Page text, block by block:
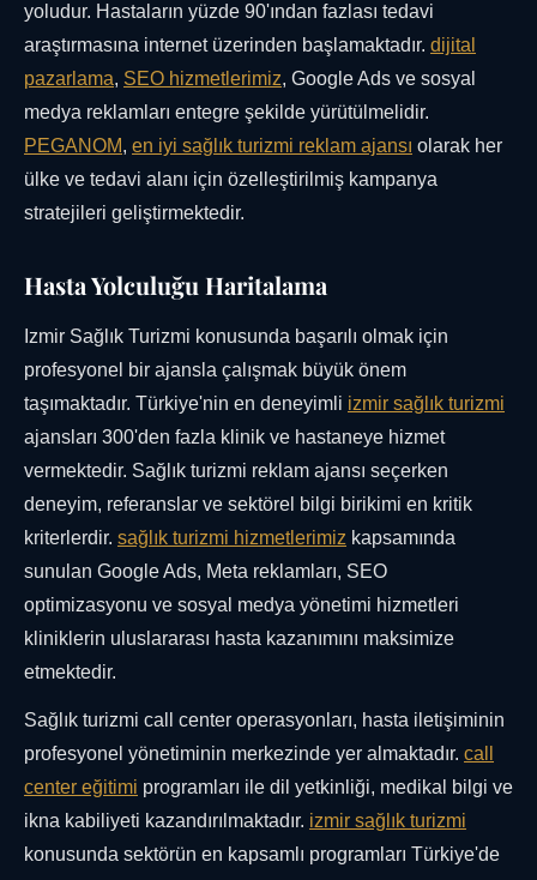
yoludur. Hastaların yüzde 90'ından fazlası tedavi
araştırmasına internet üzerinden başlamaktadır. dijital
pazarlama, SEO hizmetlerimiz, Google Ads ve sosyal
medya reklamları entegre şekilde yürütülmelidir.
PEGANOM, en iyi sağlık turizmi reklam ajansı olarak her
ülke ve tedavi alanı için özelleştirilmiş kampanya
stratejileri geliştirmektedir.
Hasta Yolculuğu Haritalama
Izmir Sağlık Turizmi konusunda başarılı olmak için
profesyonel bir ajansla çalışmak büyük önem
taşımaktadır. Türkiye'nin en deneyimli izmir sağlık turizmi
ajansları 300'den fazla klinik ve hastaneye hizmet
vermektedir. Sağlık turizmi reklam ajansı seçerken
deneyim, referanslar ve sektörel bilgi birikimi en kritik
kriterlerdir. sağlık turizmi hizmetlerimiz kapsamında
sunulan Google Ads, Meta reklamları, SEO
optimizasyonu ve sosyal medya yönetimi hizmetleri
kliniklerin uluslararası hasta kazanımını maksimize
etmektedir.
Sağlık turizmi call center operasyonları, hasta iletişiminin
profesyonel yönetiminin merkezinde yer almaktadır. call
center eğitimi programları ile dil yetkinliği, medikal bilgi ve
ikna kabiliyeti kazandırılmaktadır. izmir sağlık turizmi
konusunda sektörün en kapsamlı programları Türkiye'de